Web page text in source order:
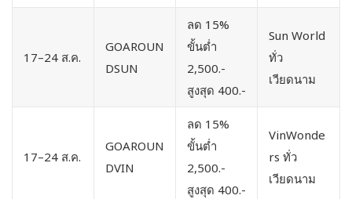
17–24 ส.ค.
GOAROUN
DSUN
ลด 15%
ขั้นต่ำ
2,500.-
สูงสุด 400.-
Sun World
ทั่ว
เวียดนาม
17–24 ส.ค.
GOAROUN
DVIN
ลด 15%
ขั้นต่ำ
2,500.-
สูงสุด 400.-
VinWonde
rs ทั่ว
เวียดนาม